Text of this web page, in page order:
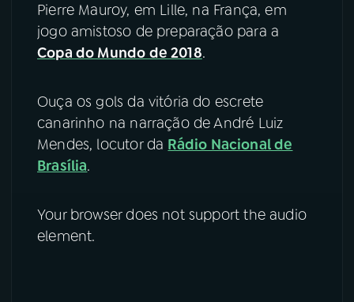
FESTIVAL DE MÚSICA
YouTube Facebook
Instagram X
Pierre Mauroy, em Lille, na França, em
jogo amistoso de preparação para a
Copa do Mundo de 2018.
Ouça os gols da vitória do escrete
canarinho na narração de André Luiz
Mendes, locutor da Rádio Nacional de
Brasília.
Your browser does not support the audio
element.